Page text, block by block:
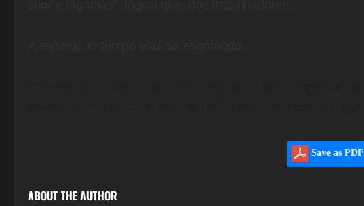
Save as PDF
ABOUT THE AUTHOR